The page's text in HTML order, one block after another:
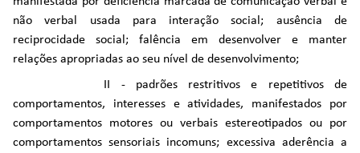
não verbal usada para interação social; ausência de
reciprocidade social; falência em desenvolver e manter
relações apropriadas ao seu nível de desenvolvimento;
II - padrões restritivos e repetitivos de
comportamentos, interesses e atividades, manifestados por
comportamentos motores ou verbais estereotipados ou por
comportamentos sensoriais incomuns; excessiva aderência a